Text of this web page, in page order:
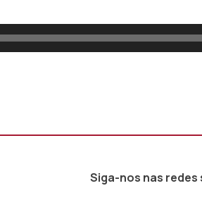
Siga-nos nas redes